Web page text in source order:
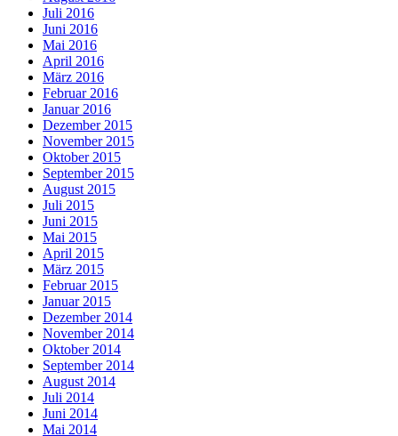
Juli 2016
Juni 2016
Mai 2016
April 2016
März 2016
Februar 2016
Januar 2016
Dezember 2015
November 2015
Oktober 2015
September 2015
August 2015
Juli 2015
Juni 2015
Mai 2015
April 2015
März 2015
Februar 2015
Januar 2015
Dezember 2014
November 2014
Oktober 2014
September 2014
August 2014
Juli 2014
Juni 2014
Mai 2014